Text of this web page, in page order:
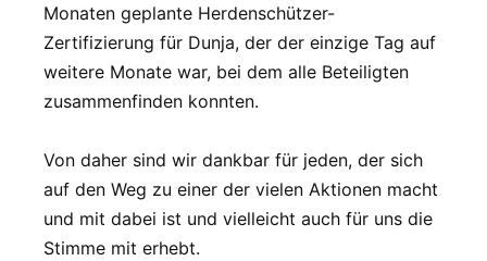
Monaten geplante Herdenschützer-
Zertifizierung für Dunja, der der einzige Tag auf
weitere Monate war, bei dem alle Beteiligten
zusammenfinden konnten.
Von daher sind wir dankbar für jeden, der sich
auf den Weg zu einer der vielen Aktionen macht
und mit dabei ist und vielleicht auch für uns die
Stimme mit erhebt.